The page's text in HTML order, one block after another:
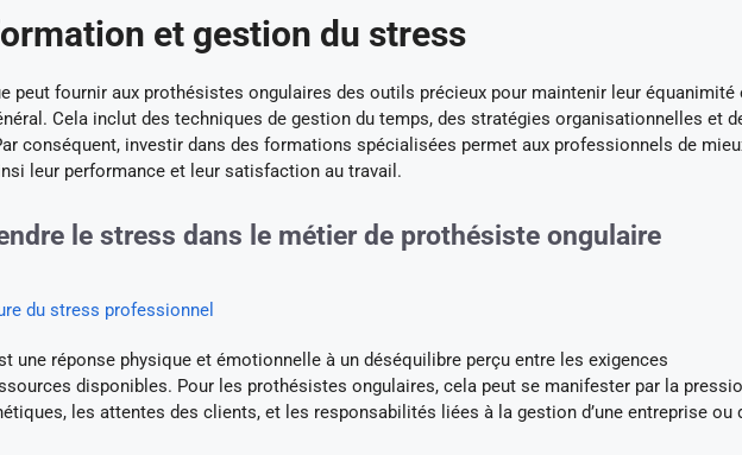
et gestion du stress
peut fournir aux prothésistes ongulaires des outils précieux pour maintenir leur équanimité
Cela inclut des techniques de gestion du temps, des stratégies organisationnelles et
conséquent, investir dans des formations spécialisées permet aux professionnels de
leur performance et leur satisfaction au travail.
le stress dans le métier de prothésiste ongulaire
du stress professionnel
une réponse physique et émotionnelle à un déséquilibre perçu entre les exigences
disponibles. Pour les prothésistes ongulaires, cela peut se manifester par la
les attentes des clients, et les responsabilités liées à la gestion d’une entreprise ou